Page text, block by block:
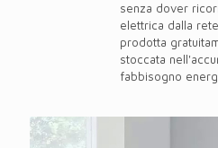
senza dover
elettrica dalla
prodotta
stoccata
fabbisogno